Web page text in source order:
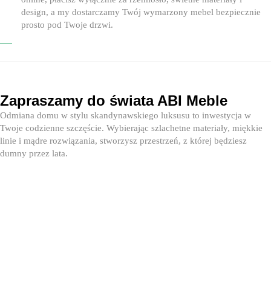
design, a my dostarczamy Twój wymarzony mebel bezpiecznie
prosto pod Twoje drzwi.
Zapraszamy do świata ABI Meble
Odmiana domu w stylu skandynawskiego luksusu to inwestycja w
Twoje codzienne szczęście. Wybierając szlachetne materiały, miękkie
linie i mądre rozwiązania, stworzysz przestrzeń, z której będziesz
dumny przez lata.